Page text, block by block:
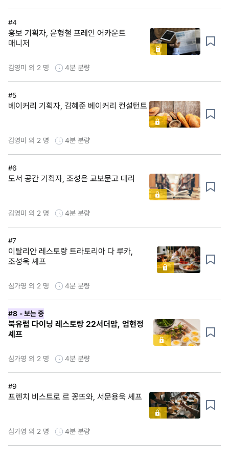
#4
홍보 기획자, 윤형철 프레인 어카운트
매니저
김영미 외 2 명 4분 분량
#5
베이커리 기획자, 김혜준 베이커리 컨설턴트
김영미 외 2 명 4분 분량
#6
도서 공간 기획자, 조성은 교보문고 대리
김영미 외 2 명 4분 분량
#7
이탈리안 레스토랑 트라토리아 다 루카,
조성욱 셰프
심가영 외 2 명 4분 분량
#8 - 보는 중
북유럽 다이닝 레스토랑 22서더맘, 엄현정
셰프
심가영 외 2 명 4분 분량
#9
프렌치 비스트로 르 꽁뜨와, 서문용욱 셰프
심가영 외 2 명 4분 분량